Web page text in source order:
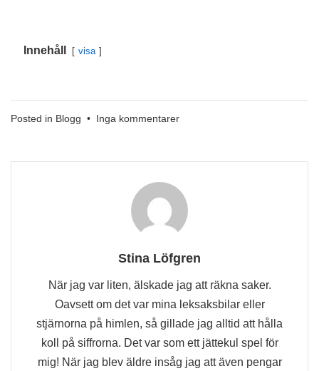
Innehåll visa
Posted in Blogg • Inga kommentarertill
Stina Löfgren
När jag var liten, älskade jag att räkna saker.
Oavsett om det var mina leksaksbilar eller
stjärnorna på himlen, så gillade jag alltid att hålla
koll på siffrorna. Det var som ett jättekul spel för
mig! När jag blev äldre insåg jag att även pengar